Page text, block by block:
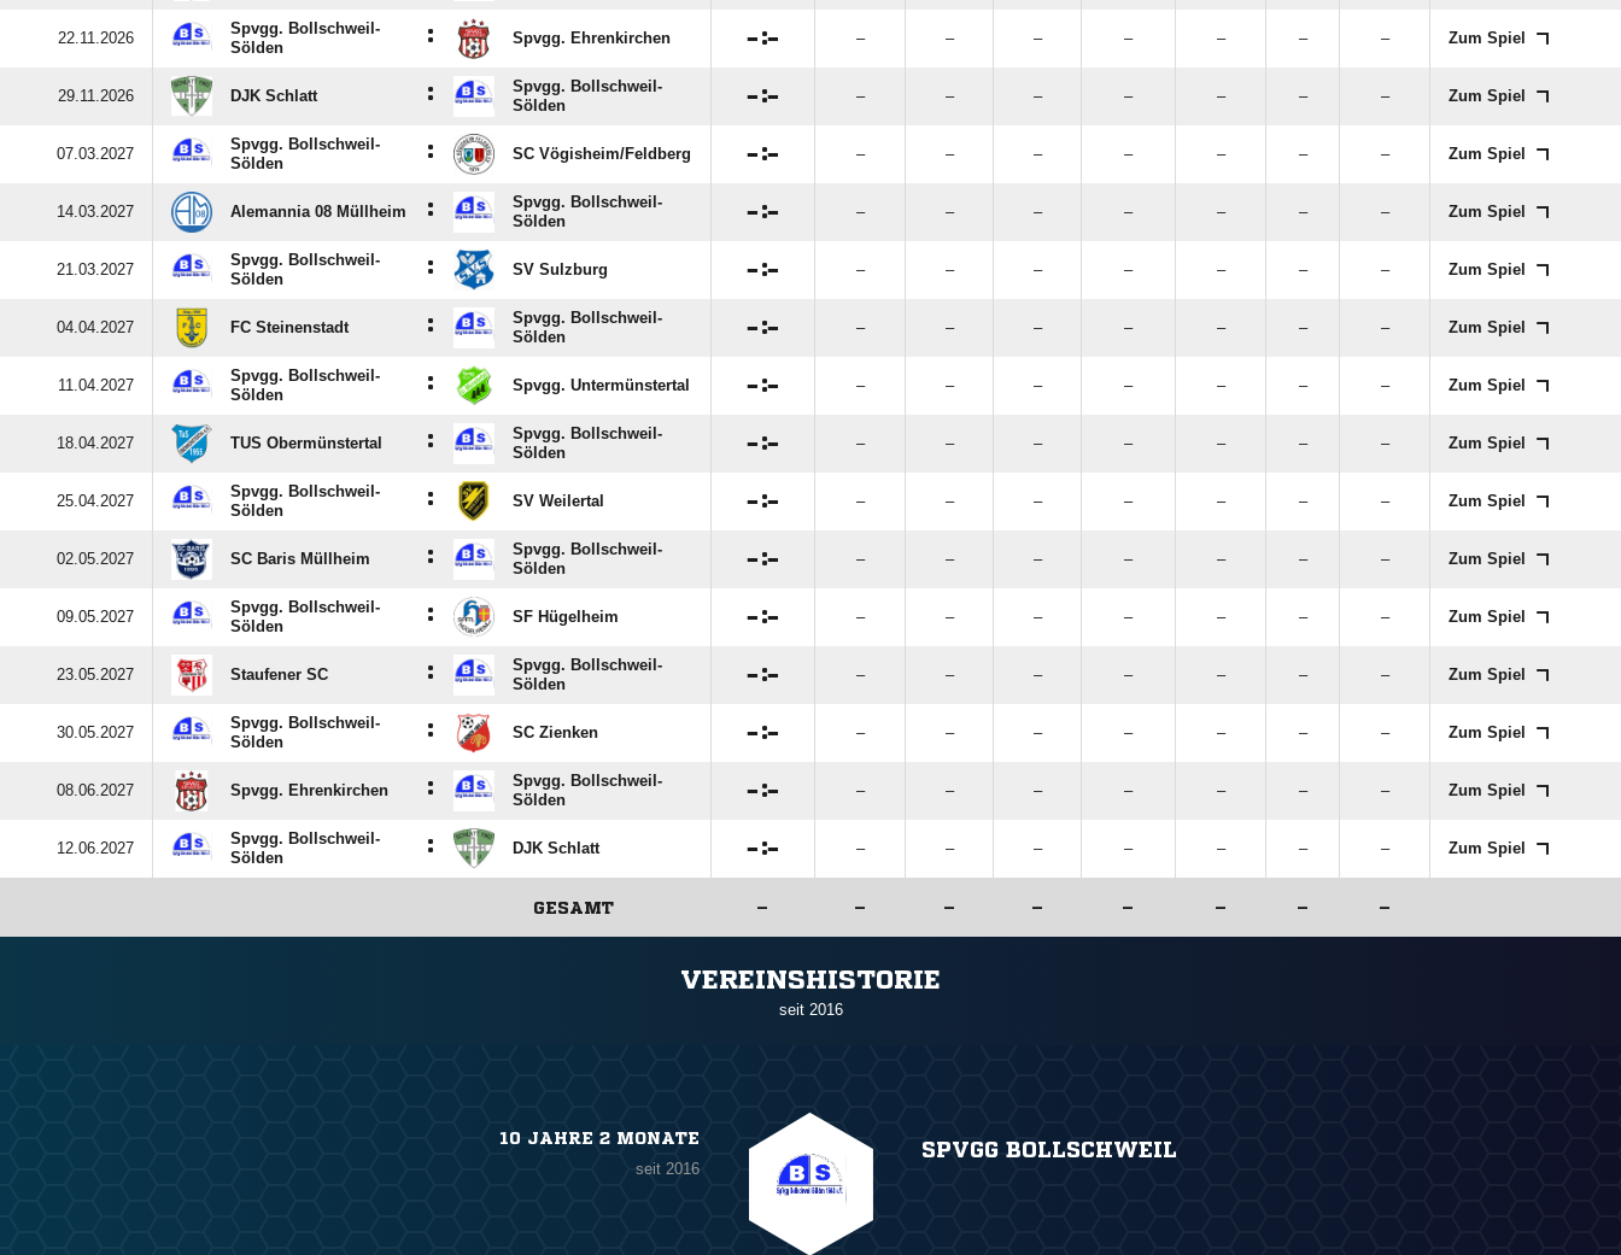
22.11.2026
Spvgg. Bollschweil-
Sölden
: Spvgg. Ehrenkirchen : – – – – – – – Zum Spiel
29.11.2026 DJK Schlatt :
Spvgg. Bollschweil-
Sölden
: – – – – – – – Zum Spiel
07.03.2027
Spvgg. Bollschweil-
Sölden
: SC Vögisheim/​Feldberg : – – – – – – – Zum Spiel
14.03.2027 Alemannia 08 Müllheim :
Spvgg. Bollschweil-
Sölden
: – – – – – – – Zum Spiel
21.03.2027
Spvgg. Bollschweil-
Sölden
: SV Sulzburg : – – – – – – – Zum Spiel
04.04.2027 FC Steinenstadt :
Spvgg. Bollschweil-
Sölden
: – – – – – – – Zum Spiel
11.04.2027
Spvgg. Bollschweil-
Sölden
: Spvgg. Untermünstertal : – – – – – – – Zum Spiel
18.04.2027 TUS Obermünstertal :
Spvgg. Bollschweil-
Sölden
: – – – – – – – Zum Spiel
25.04.2027
Spvgg. Bollschweil-
Sölden
: SV Weilertal : – – – – – – – Zum Spiel
02.05.2027 SC Baris Müllheim :
Spvgg. Bollschweil-
Sölden
: – – – – – – – Zum Spiel
09.05.2027
Spvgg. Bollschweil-
Sölden
: SF Hügelheim : – – – – – – – Zum Spiel
23.05.2027 Staufener SC :
Spvgg. Bollschweil-
Sölden
: – – – – – – – Zum Spiel
30.05.2027
Spvgg. Bollschweil-
Sölden
: SC Zienken : – – – – – – – Zum Spiel
08.06.2027 Spvgg. Ehrenkirchen :
Spvgg. Bollschweil-
Sölden
: – – – – – – – Zum Spiel
12.06.2027
Spvgg. Bollschweil-
Sölden
: DJK Schlatt : – – – – – – – Zum Spiel
GESAMT – – – – – – – –
VEREINSHISTORIE
seit 2016
10 JAHRE 2 MONATE
seit 2016
SPVGG BOLLSCHWEIL